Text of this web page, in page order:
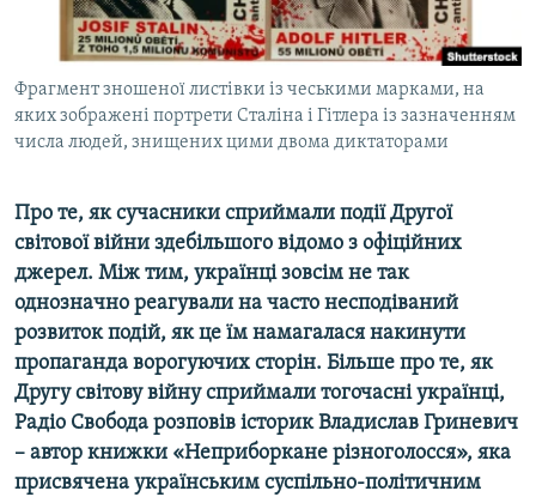
СВІДЧЕННЯ ОКУПАЦІЇ
УКРАЇНСЬКА ПРОБЛЕМА КРИМУ
ІНФОГРАФІКА
Qırımtatar
ДОЛУЧАЙСЯ!
Усі сайти RFE/RL
Фрагмент зношеної листівки із чеськими марками, на
яких зображені портрети Сталіна і Гітлера із зазначенням
числа людей, знищених цими двома диктаторами
Про те, як сучасники сприймали події Другої
світової війни здебільшого відомо з офіційних
джерел. Між тим, українці зовсім не так
однозначно реагували на часто несподіваний
розвиток подій, як це їм намагалася накинути
пропаганда ворогуючих сторін. Більше про те, як
Другу світову війну сприймали тогочасні українці,
Радіо Свобода розповів історик Владислав Гриневич
– автор книжки «Неприборкане різноголосся», яка
присвячена українським суспільно-політичним